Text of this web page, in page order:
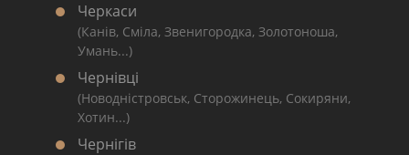
Черкаси
(Канів, Сміла, Звенигородка, Золотоноша,
Умань...)
Чернівці
(Новодністровськ, Сторожинець, Сокиряни,
Хотин...)
Чернігів